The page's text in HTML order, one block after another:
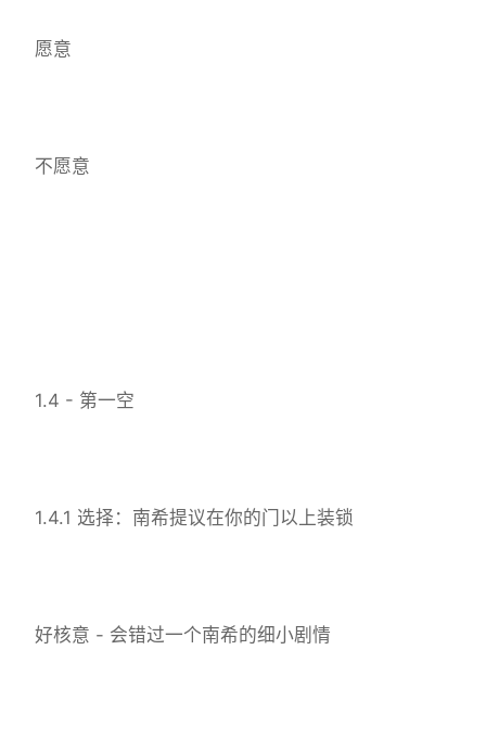
愿意
不愿意
1.4 - 第一空
1.4.1 选择：南希提议在你的门以上装锁
好核意 - 会错过一个南希的细小剧情